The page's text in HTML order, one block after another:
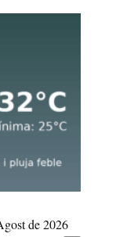
de 2026